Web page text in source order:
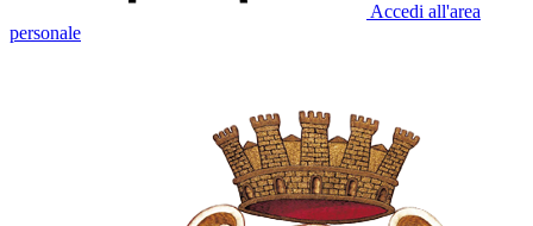
Accedi all'area
personale